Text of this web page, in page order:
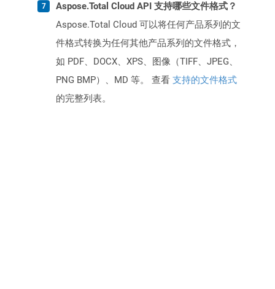
Aspose.Total Cloud API 支持哪些文件格式？
Aspose.Total Cloud 可以将任何产品系列的文
件格式转换为任何其他产品系列的文件格式，
如 PDF、DOCX、XPS、图像（TIFF、JPEG、
PNG BMP）、MD 等。 查看 支持的文件格式
的完整列表。